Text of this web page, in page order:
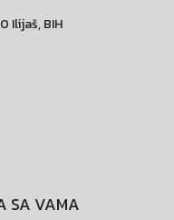
Ilijaš, BIH
SA VAMA